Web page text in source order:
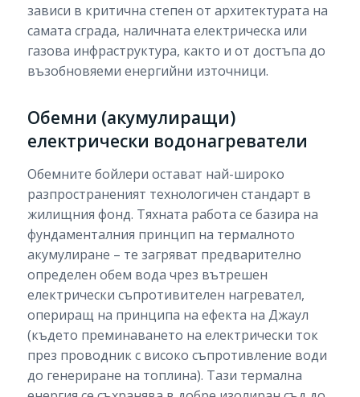
зависи в критична степен от архитектурата на
самата сграда, наличната електрическа или
газова инфраструктура, както и от достъпа до
възобновяеми енергийни източници.
Обемни (акумулиращи)
електрически водонагреватели
Обемните бойлери остават най-широко
разпространеният технологичен стандарт в
жилищния фонд. Тяхната работа се базира на
фундаменталния принцип на термалното
акумулиране – те загряват предварително
определен обем вода чрез вътрешен
електрически съпротивителен нагревател,
опериращ на принципа на ефекта на Джаул
(където преминаването на електрически ток
през проводник с високо съпротивление води
до генериране на топлина). Тази термална